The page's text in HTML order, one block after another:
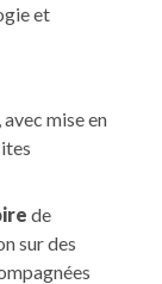
et
, avec mise en
de
sur des